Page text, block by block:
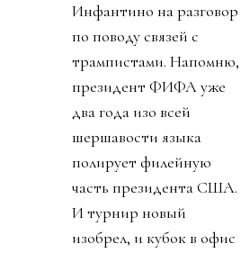
Инфантино на разговор
по поводу связей с
трампистами. Напомню,
президент ФИФА уже
два года изо всей
шершавости языка
полирует филейную
часть президента США.
И турнир новый
изобрел, и кубок в офис